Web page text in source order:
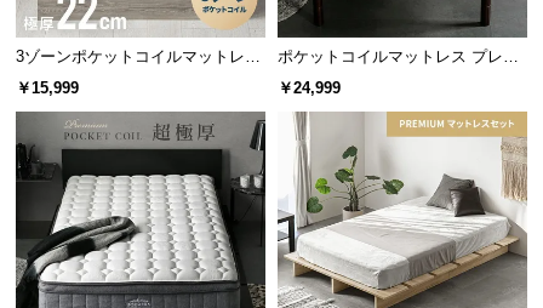
配
送
に
つ
開
梱
設
置
断熱効果率は約40％以上。バルコニーを涼しくする
3ゾーンポケットコイルマットレス
厚さ22cm SD ブラック
￥15,999
ポケットコイルマットレス プレミ
アム 厚さ20cm SD
￥24,999